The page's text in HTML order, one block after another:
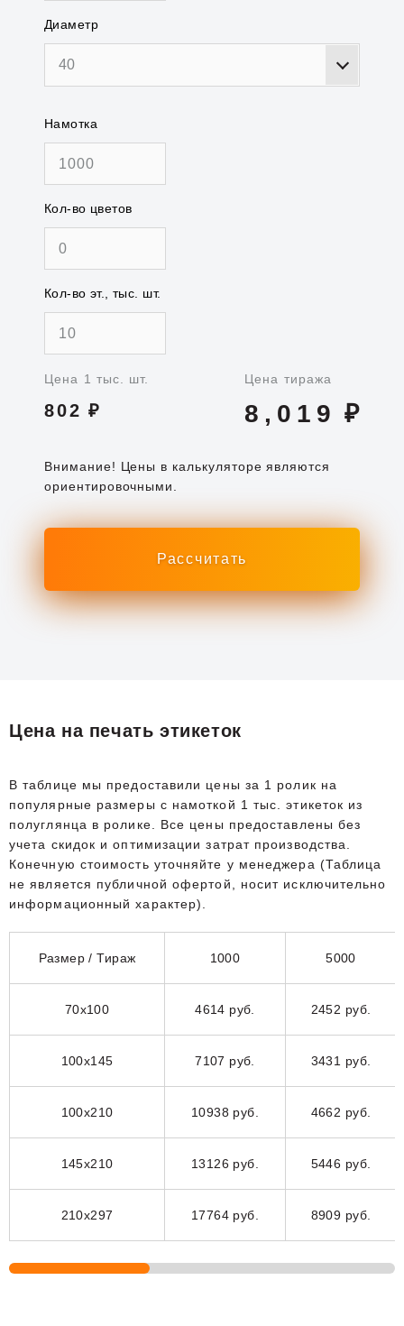
Диаметр
40
Намотка
Кол-во цветов
Кол-во эт., тыс. шт.
Цена 1 тыс. шт.
802 ₽
Цена тиража
8,019 ₽
Внимание! Цены в калькуляторе являются
ориентировочными.
Цена на печать этикеток
В таблице мы предоставили цены за 1 ролик на
популярные размеры с намоткой 1 тыс. этикеток из
полуглянца в ролике. Все цены предоставлены без
учета скидок и оптимизации затрат производства.
Конечную стоимость уточняйте у менеджера (Таблица
не является публичной офертой, носит исключительно
информационный характер).
Размер / Тираж 1000 5000
70х100 4614 руб. 2452 руб.
100х145 7107 руб. 3431 руб.
100х210 10938 руб. 4662 руб.
145х210 13126 руб. 5446 руб.
210х297 17764 руб. 8909 руб.